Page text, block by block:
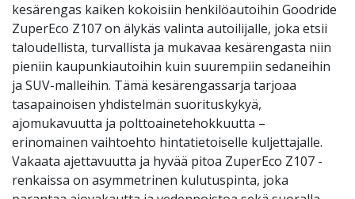
kesärengas kaiken kokoisiin henkilöautoihin Goodride
ZuperEco Z107 on älykäs valinta autoilijalle, joka etsii
taloudellista, turvallista ja mukavaa kesärengasta niin
pieniin kaupunkiautoihin kuin suurempiin sedaneihin
ja SUV-malleihin. Tämä kesärengassarja tarjoaa
tasapainoisen yhdistelmän suorituskykyä,
ajomukavuutta ja polttoainetehokkuutta –
erinomainen vaihtoehto hintatietoiselle kuljettajalle.
Vakaata ajettavuutta ja hyvää pitoa ZuperEco Z107 -
renkaissa on asymmetrinen kulutuspinta, joka